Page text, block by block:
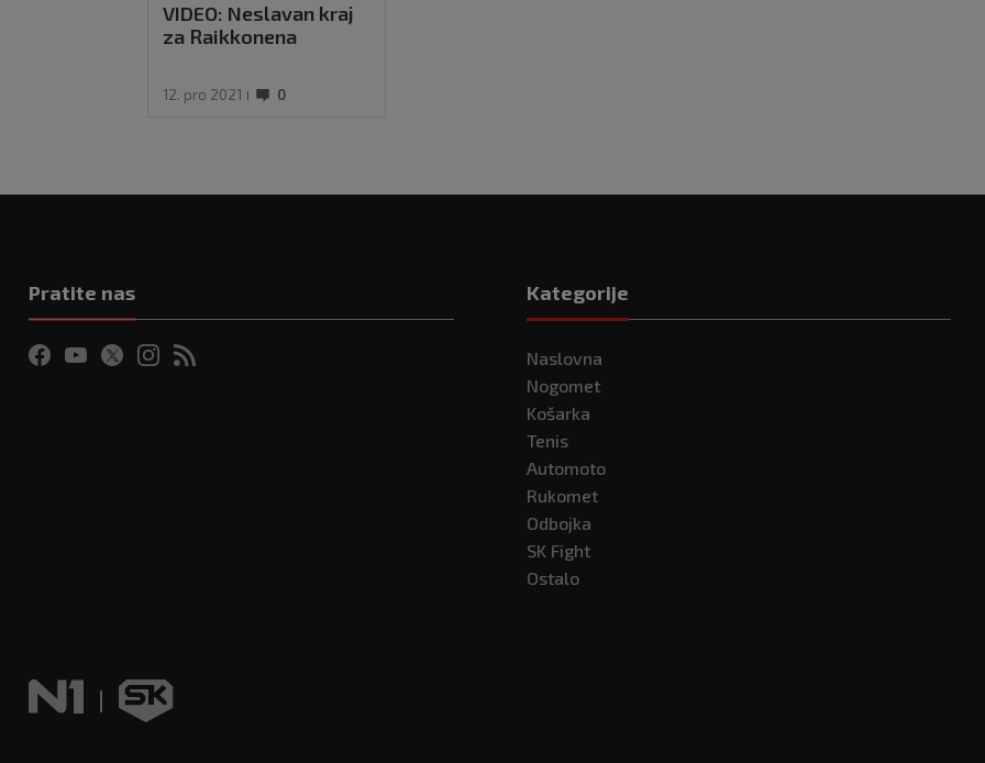
VIDEO: Neslavan kraj
za Raikkonena
12. pro 2021 0
Pratite nas Kategorije
Naslovna
Nogomet
Košarka
Tenis
Automoto
Rukomet
Odbojka
SK Fight
Ostalo